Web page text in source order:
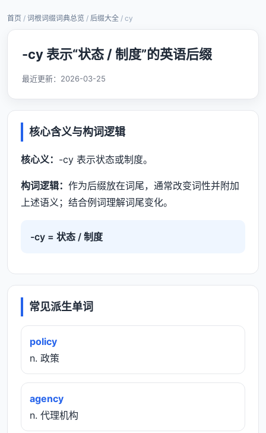
首页 / 词根词缀词典总览 / 后缀大全 / cy
-cy 表示“状态 / 制度”的英语后缀
最近更新： 2026-03-25
核心含义与构词逻辑
核心义： -cy 表示状态或制度。
构词逻辑： 作为后缀放在词尾，通常改变词性并附加
上述语义；结合例词理解词尾变化。
-cy = 状态 / 制度
常见派生单词
policy
n. 政策
agency
n. 代理机构